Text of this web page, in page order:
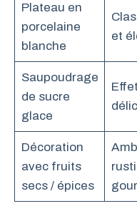
Plateau en
porcelaine
blanche
et
Saupoudrage
de sucre
glace
Décoration
avec fruits
secs / épices